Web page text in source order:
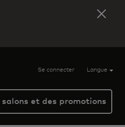
Se connecter Langue
salons et des promotions